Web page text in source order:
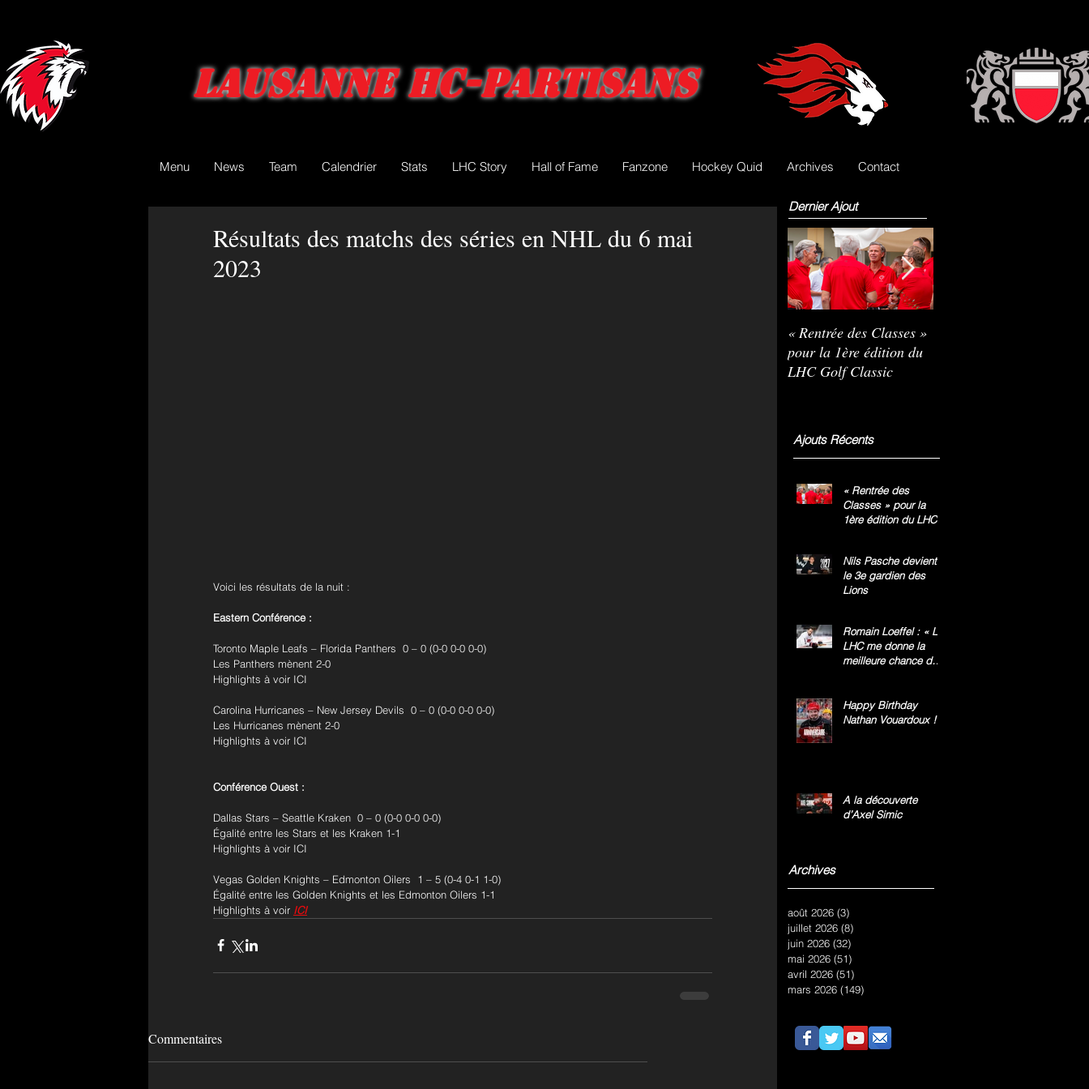
Lausanne HC-Partisans
Menu News Team Calendrier Stats LHC Story Hall of Fame Fanzone Hockey Quid Archives Contact
Résultats des matchs des séries en NHL du 6 mai
2023
Voici les résultats de la nuit :
Eastern Conférence :
Toronto Maple Leafs – Florida Panthers  0 – 0 (0-0 0-0 0-0)
Les Panthers mènent 2-0
Highlights à voir ICI
Carolina Hurricanes – New Jersey Devils  0 – 0 (0-0 0-0 0-0)
Les Hurricanes mènent 2-0
Highlights à voir ICI
Conférence Ouest :
Dallas Stars – Seattle Kraken  0 – 0 (0-0 0-0 0-0)
Égalité entre les Stars et les Kraken 1-1
Highlights à voir ICI
Vegas Golden Knights – Edmonton Oilers  1 – 5 (0-4 0-1 1-0)
Égalité entre les Golden Knights et les Edmonton Oilers 1-1
Highlights à voir ICI
Commentaires
Dernier Ajout
« Rentrée des Classes »
pour la 1ère édition du
LHC Golf Classic
Ajouts Récents
« Rentrée des
Classes » pour la
1ère édition du LHC
Nils Pasche devient
le 3e gardien des
Lions
Romain Loeffel : « Le
LHC me donne la
meilleure chance de
Happy Birthday
Nathan Vouardoux !
A la découverte
d’Axel Simic
Archives
août 2026 (3)
juillet 2026 (8)
juin 2026 (32)
mai 2026 (51)
avril 2026 (51)
mars 2026 (149)